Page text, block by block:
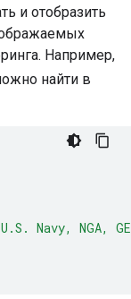
и отобразить
Например,
найти в
Navy, NGA,